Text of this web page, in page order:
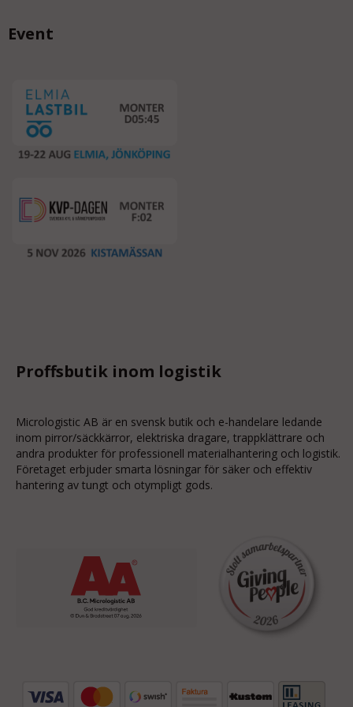
Event
Proffsbutik inom logistik
Micrologistic AB är en svensk butik och e-handelare ledande
inom pirror/säckkärror, elektriska dragare, trappklättrare och
andra produkter för professionell materialhantering och logistik.
Företaget erbjuder smarta lösningar för säker och effektiv
hantering av tungt och otympligt gods.